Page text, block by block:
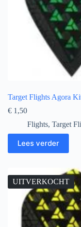
Target Flights Agora
€1,50
Flights, Target
Lees verder
UITVERKOCHT